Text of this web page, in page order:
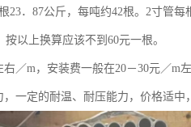
23．87公斤，每吨约42根。2寸管
以上换算应该不到60元一根。
／m，安装费一般在20－30元／
一定的耐温、耐压能力，价格适中